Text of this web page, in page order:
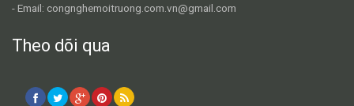
- Email: congnghemoitruong.com.vn@gmail.com
Theo dõi qua